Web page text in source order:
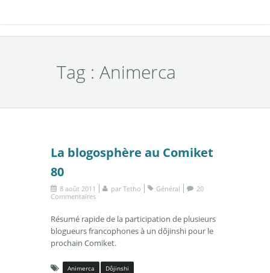
Tag : Animerca
La blogosphère au Comiket
80
8 août 2011 par Tetho Général
20
Commentaires
Résumé rapide de la participation de plusieurs
blogueurs francophones à un dôjinshi pour le
prochain Comiket.
Animerca Dôjinshi